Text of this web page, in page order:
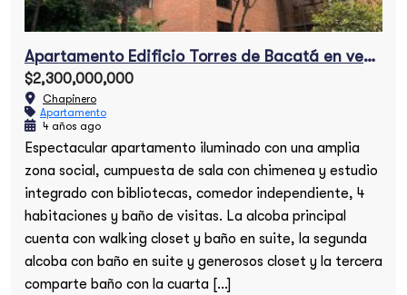
Apartamento Edificio Torres de Bacatá en venta
$2,300,000,000
Chapinero
Apartamento
4 años ago
Espectacular apartamento iluminado con una amplia
zona social, cumpuesta de sala con chimenea y estudio
integrado con bibliotecas, comedor independiente, 4
habitaciones y baño de visitas. La alcoba principal
cuenta con walking closet y baño en suite, la segunda
alcoba con baño en suite y generosos closet y la tercera
comparte baño con la cuarta […]